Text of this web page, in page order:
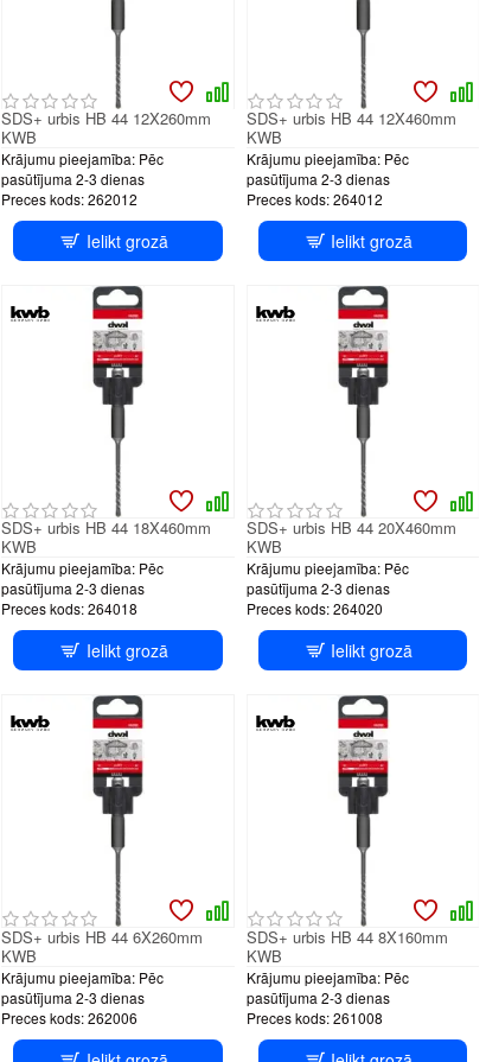
Krājumu pieejamība: Pēc
pasūtījuma 2-3 dienas
Preces kods:262012
SDS+ urbis HB 44 12X260mm
KWB
Ielikt grozā
Krājumu pieejamība: Pēc
pasūtījuma 2-3 dienas
Preces kods: 264012
SDS+ urbis HB 44 12X460mm
KWB
Ielikt grozā
Krājumu pieejamība: Pēc
pasūtījuma 2-3 dienas
Preces kods:264018
SDS+ urbis HB 44 18X460mm
KWB
Ielikt grozā
Krājumu pieejamība: Pēc
pasūtījuma 2-3 dienas
Preces kods: 264020
SDS+ urbis HB 44 20X460mm
KWB
Ielikt grozā
Krājumu pieejamība: Pēc
pasūtījuma 2-3 dienas
Preces kods:262006
SDS+ urbis HB 44 6X260mm
KWB
Krājumu pieejamība: Pēc
pasūtījuma 2-3 dienas
Preces kods: 261008
SDS+ urbis HB 44 8X160mm
KWB